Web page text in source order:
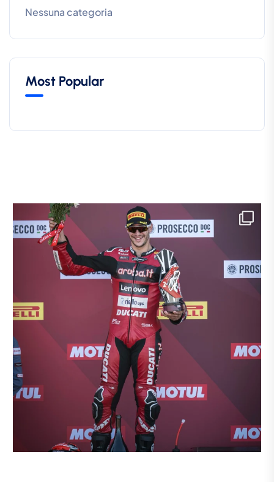
Nessuna categoria
Most Popular
Si chiude un weekend straordinario a Donington
9